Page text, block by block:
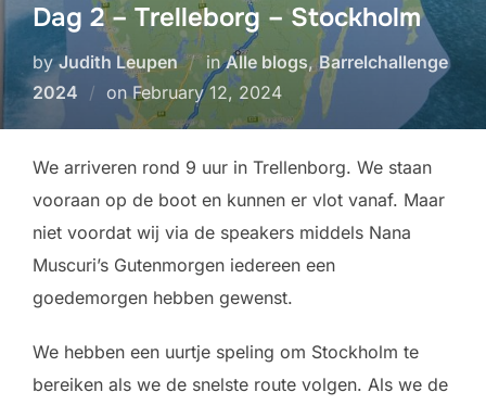
Dag 2 – Trelleborg – Stockholm
byJudith Leupen inAlle blogs,Barrelchallenge
2024
on Posted
on
February 12, 2024
We arriveren rond 9 uur in Trellenborg. We staan
vooraan op de boot en kunnen er vlot vanaf. Maar
niet voordat wij via de speakers middels Nana
Muscuri’s Gutenmorgen iedereen een
goedemorgen hebben gewenst.
We hebben een uurtje speling om Stockholm te
bereiken als we de snelste route volgen. Als we de